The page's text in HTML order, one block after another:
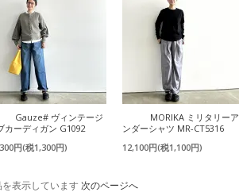
Gauze# ヴィンテージ
カーディガン G1092
円(税1,300円)
MORIKA ミリタリーア
ンダーシャツ MR-CT5316
12,100円(税1,100円)
表示しています 次のページへ